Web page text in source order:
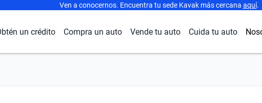
Ven a conocernos. Encuentra tu sede Kavak más cercana aquí.
un crédito Compra un auto Vende tu auto Cuida tu auto